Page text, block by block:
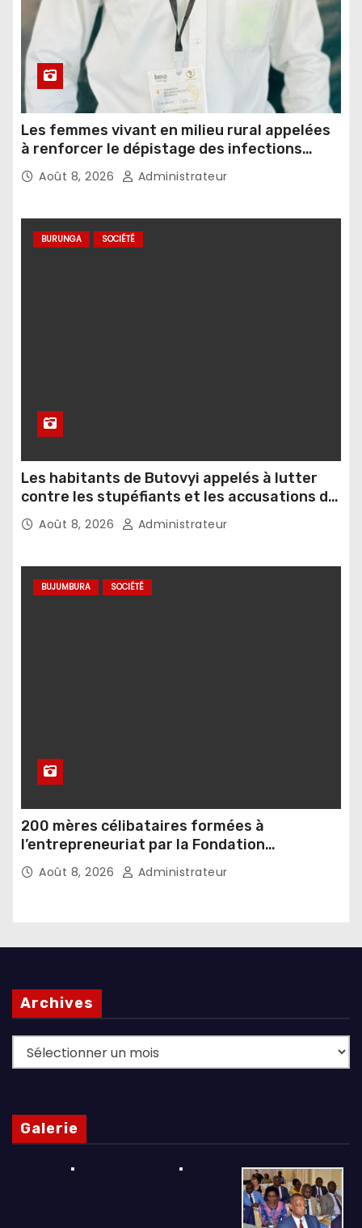
Les femmes vivant en milieu rural appelées
à renforcer le dépistage des infections
sexuellement transmissibles
Août 8, 2026 Administrateur
BURUNGA SOCIÉTÉ
Les habitants de Butovyi appelés à lutter
contre les stupéfiants et les accusations de
sorcellerie
Août 8, 2026 Administrateur
BUJUMBURA SOCIÉTÉ
200 mères célibataires formées à
l’entrepreneuriat par la Fondation
Umugiraneza et l’OPDD
Août 8, 2026 Administrateur
Archives
Archives
Galerie